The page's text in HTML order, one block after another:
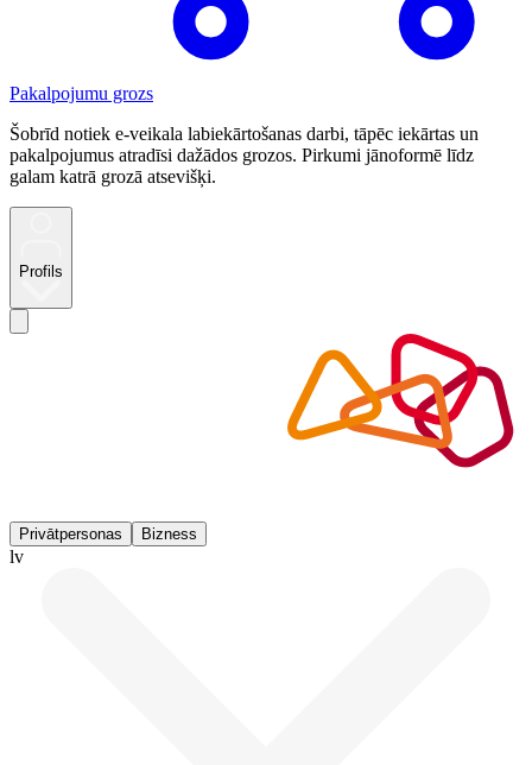
Pakalpojumu grozs
Šobrīd notiek e-veikala labiekārtošanas darbi, tāpēc iekārtas un
pakalpojumus atradīsi dažādos grozos. Pirkumi jānoformē līdz
galam katrā grozā atsevišķi.
Profils
Privātpersonas Bizness
lv